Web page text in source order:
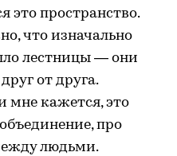
это пространство.
что изначально
лестницы — они
от друга.
мне кажется, это
про
людьми.